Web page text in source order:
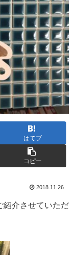
はてブ
コピー
2018.11.26
紹介させていただ